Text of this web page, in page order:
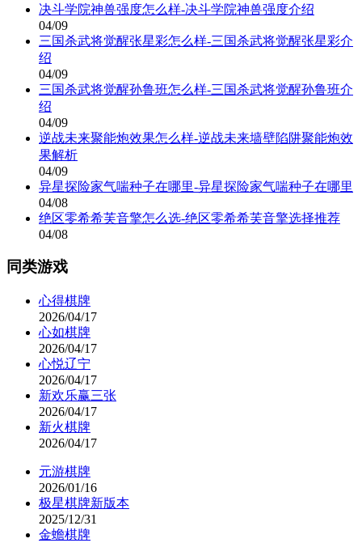
决斗学院神兽强度怎么样-决斗学院神兽强度介绍
04/09
三国杀武将觉醒张星彩怎么样-三国杀武将觉醒张星彩介
绍
04/09
三国杀武将觉醒孙鲁班怎么样-三国杀武将觉醒孙鲁班介
绍
04/09
逆战未来聚能炮效果怎么样-逆战未来墙壁陷阱聚能炮效
果解析
04/09
异星探险家气喘种子在哪里-异星探险家气喘种子在哪里
04/08
绝区零希希芙音擎怎么选-绝区零希希芙音擎选择推荐
04/08
同类游戏
心得棋牌
2026/04/17
心如棋牌
2026/04/17
心悦辽宁
2026/04/17
新欢乐赢三张
2026/04/17
新火棋牌
2026/04/17
元游棋牌
2026/01/16
极星棋牌新版本
2025/12/31
金蟾棋牌